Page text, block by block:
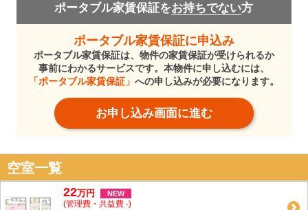
ポータブル家賃保証をお持ちでない方
ポータブル家賃保証に申込み
ポータブル家賃保証は、物件の家賃保証が受けられるか
事前にわかるサービスです。本物件に申し込むには、
「ポータブル家賃保証」 への申し込みが必要になります。
お申し込み画面に進む
空室一覧
22万円 NEW
(管理費・共益費 -)